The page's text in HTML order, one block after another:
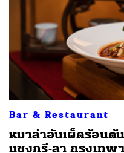
Bar & Restaurant
หมาล่าอันเผ็ดร้อนต้
แชงกรี-ลา กรุงเทพฯ
ค้นหา
SHARE